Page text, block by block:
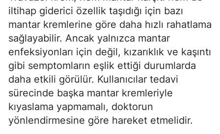
iltihap giderici özellik taşıdığı için bazı
mantar kremlerine göre daha hızlı rahatlama
sağlayabilir. Ancak yalnızca mantar
enfeksiyonları için değil, kızarıklık ve kaşıntı
gibi semptomların eşlik ettiği durumlarda
daha etkili görülür. Kullanıcılar tedavi
sürecinde başka mantar kremleriyle
kıyaslama yapmamalı, doktorun
yönlendirmesine göre hareket etmelidir.